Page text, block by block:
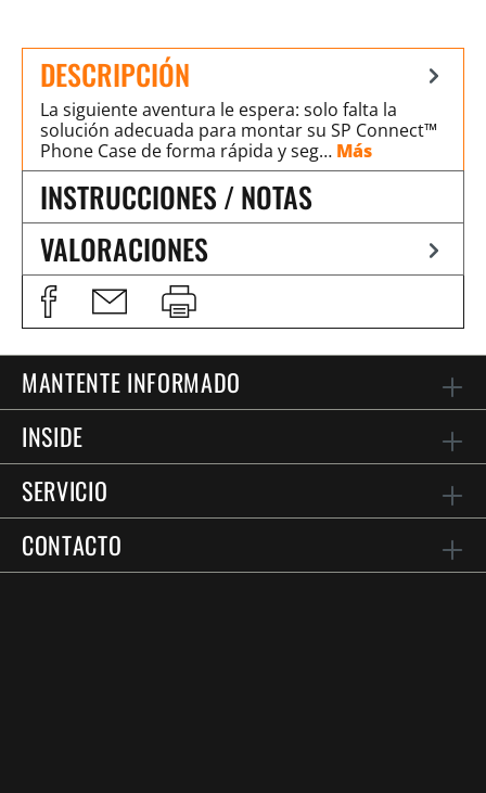
DESCRIPCIÓN
La siguiente aventura le espera: solo falta la
solución adecuada para montar su SP Connect™
Phone Case de forma rápida y seg… Más
INSTRUCCIONES / NOTAS
VALORACIONES
MANTENTE INFORMADO
INSIDE
SERVICIO
CONTACTO